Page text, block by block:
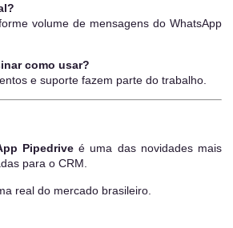
volume de mensagens do WhatsApp
como usar?
e suporte fazem parte do trabalho.
Pipedriveé uma das novidades mais
para o CRM.
real do mercado brasileiro.